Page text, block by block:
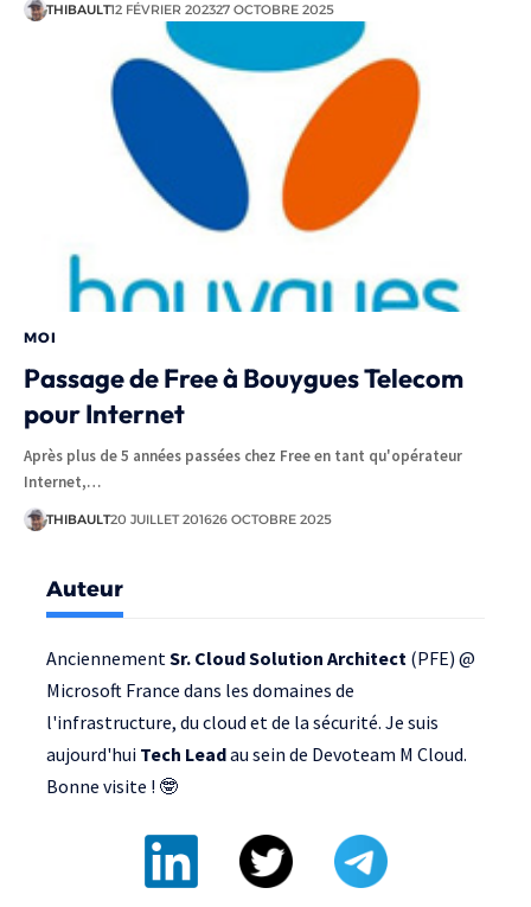
THIBAULT12 FÉVRIER 202327 OCTOBRE 2025
MOI
Passage de Free à Bouygues Telecom
pour Internet
Après plus de 5 années passées chez Free en tant qu'opérateur
Internet,…
THIBAULT20 JUILLET 201626 OCTOBRE 2025
Auteur
AnciennementSr. Cloud Solution Architect (PFE) @
Microsoft France dans les domaines de
l'infrastructure, du cloud et de la sécurité. Je suis
aujourd'hui Tech Leadau sein de Devoteam M Cloud.
Bonne visite ! 🤓